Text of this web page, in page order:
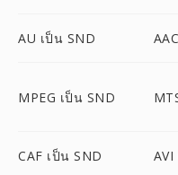
AU เป็น SND
MPEG เป็น SND
CAF เป็น SND AVI